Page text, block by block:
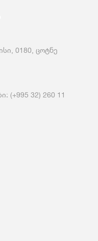
0180, ცოტნე
(+995 32) 260 11